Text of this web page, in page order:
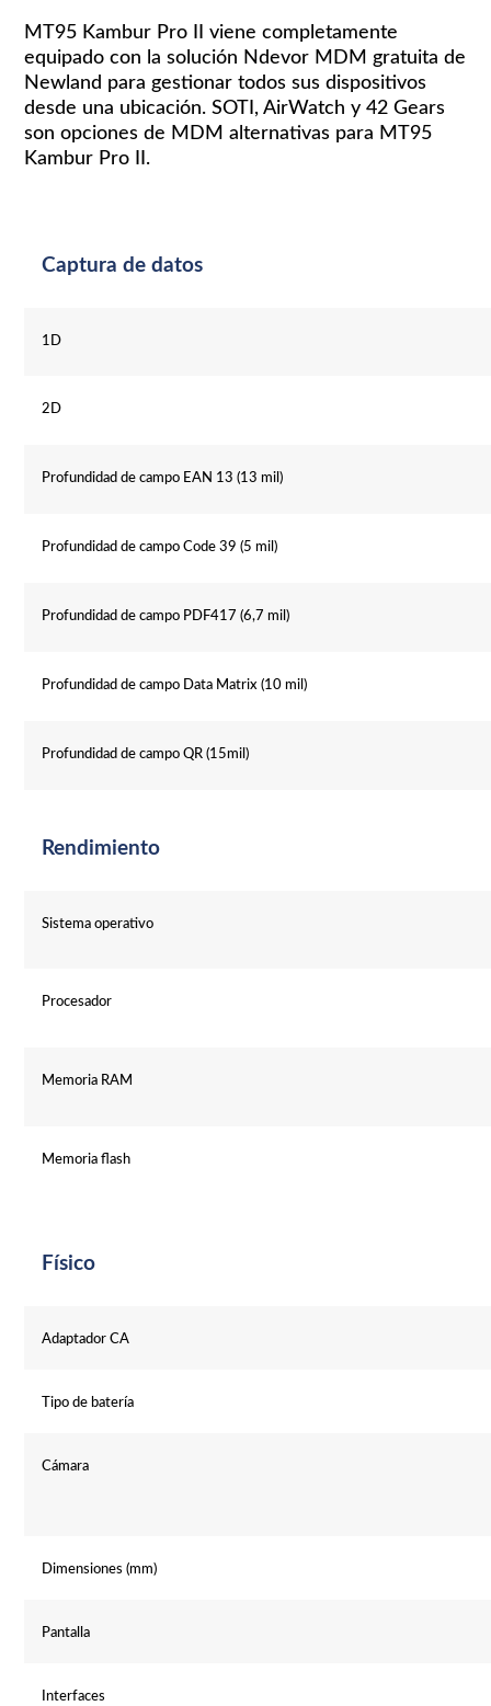
MT95 Kambur Pro II viene completamente
equipado con la solución Ndevor MDM gratuita de
Newland para gestionar todos sus dispositivos
desde una ubicación. SOTI, AirWatch y 42 Gears
son opciones de MDM alternativas para MT95
Kambur Pro II.
Captura de datos
1D
2D
Profundidad de campo EAN 13 (13 mil)
Profundidad de campo Code 39 (5 mil)
Profundidad de campo PDF417 (6,7 mil)
Profundidad de campo Data Matrix (10 mil)
Profundidad de campo QR (15mil)
Rendimiento
Sistema operativo
Procesador
Memoria RAM
Memoria flash
Físico
Adaptador CA
Tipo de batería
Cámara
Dimensiones (mm)
Pantalla
Interfaces